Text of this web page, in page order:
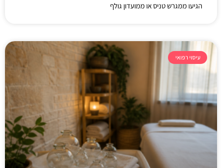
הגיעו ממגרש טניס או ממועדון גולף
עיסוי רפואי